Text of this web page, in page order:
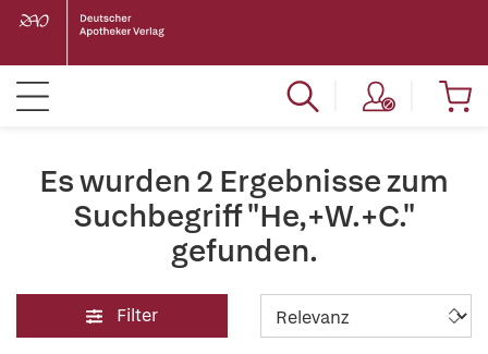
Es wurden 2 Ergebnisse zum
Suchbegriff "He,+W.+C."
gefunden.
Filter